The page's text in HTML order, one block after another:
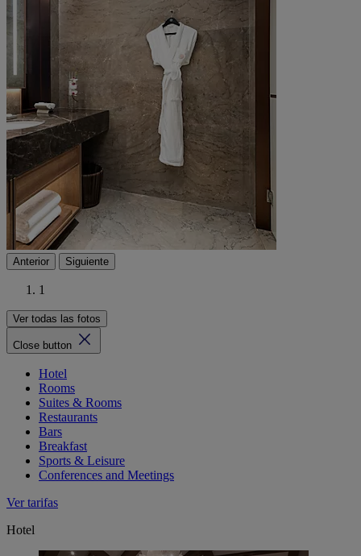
Anterior Siguiente
1
Ver todas las fotos
Close button
Hotel
Rooms
Suites & Rooms
Restaurants
Bars
Breakfast
Sports & Leisure
Conferences and Meetings
Ver tarifas
Hotel